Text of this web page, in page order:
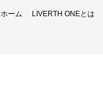
ホーム LIVERTH ONEとは